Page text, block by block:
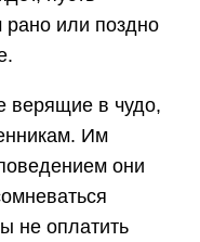
рано или поздно
верящие в чудо,
Им
они
не оплатить